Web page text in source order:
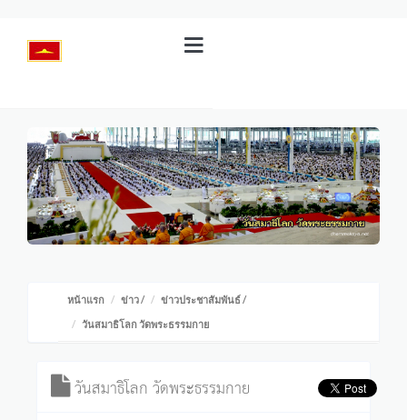
หน้าแรก ข่าว/ ข่าวประชาสัมพันธ์/
วันสมาธิโลก วัดพระธรรมกาย
วันสมาธิโลก วัดพระธรรมกาย